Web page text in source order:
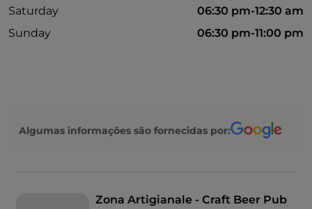
Visa
Saturday
06:30 pm-12:30 am
Sunday
06:30 pm-11:00 pm
Algumas informações são fornecidas por:
Zona Artigianale - Craft Beer Pub